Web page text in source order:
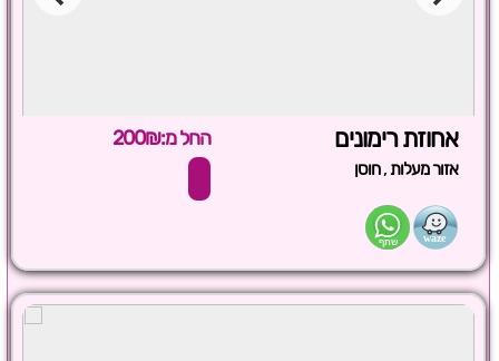
אחוזת רימונים החל מ:200₪
אזור מעלות,חוסן